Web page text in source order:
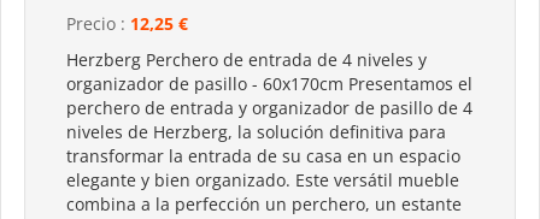
Precio : 12,25 €
Herzberg Perchero de entrada de 4 niveles y
organizador de pasillo - 60x170cm Presentamos el
perchero de entrada y organizador de pasillo de 4
niveles de Herzberg, la solución definitiva para
transformar la entrada de su casa en un espacio
elegante y bien organizado. Este versátil mueble
combina a la perfección un perchero, un estante